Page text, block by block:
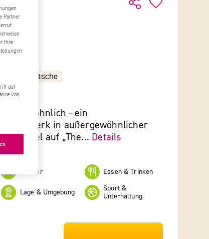
Wasserrutsche
- ein
in außergewöhnlicher
Hotel auf „The... Details
Zimmer Essen & Trinken
Lage & Umgebung
Sport &
Unterhaltung
Partner
Ihre
auf
von